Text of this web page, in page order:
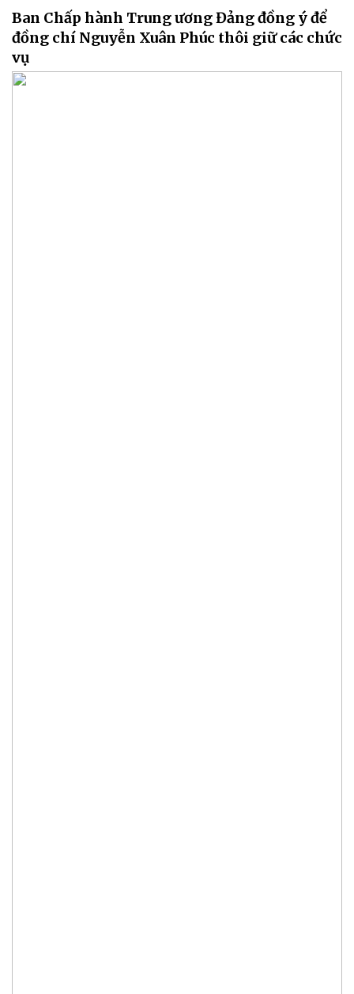
Ban Chấp hành Trung ương Đảng đồng ý để
đồng chí Nguyễn Xuân Phúc thôi giữ các chức
vụ